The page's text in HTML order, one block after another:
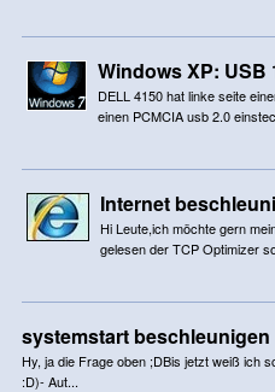
Windows XP: USB
DELL 4150 hat linke seite
einen PCMCIA usb 2.0
Internet
Hi Leute,ich möchte gern
gelesen der TCP Optimizer
systemstart beschleunigen
Hy, ja die Frage oben ;DBis jetzt weiß ich
:D)- Aut...